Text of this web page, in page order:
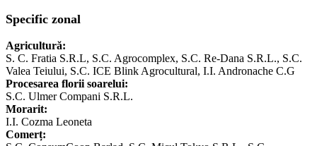
Specific zonal
Agricultură:
S. C. Fratia S.R.L, S.C. Agrocomplex, S.C. Re-Dana S.R.L., S.C.
Valea Teiului, S.C. ICE Blink Agrocultural, I.I. Andronache C.G
Procesarea florii soarelui:
S.C. Ulmer Compani S.R.L.
Morarit:
I.I. Cozma Leoneta
Comerț: